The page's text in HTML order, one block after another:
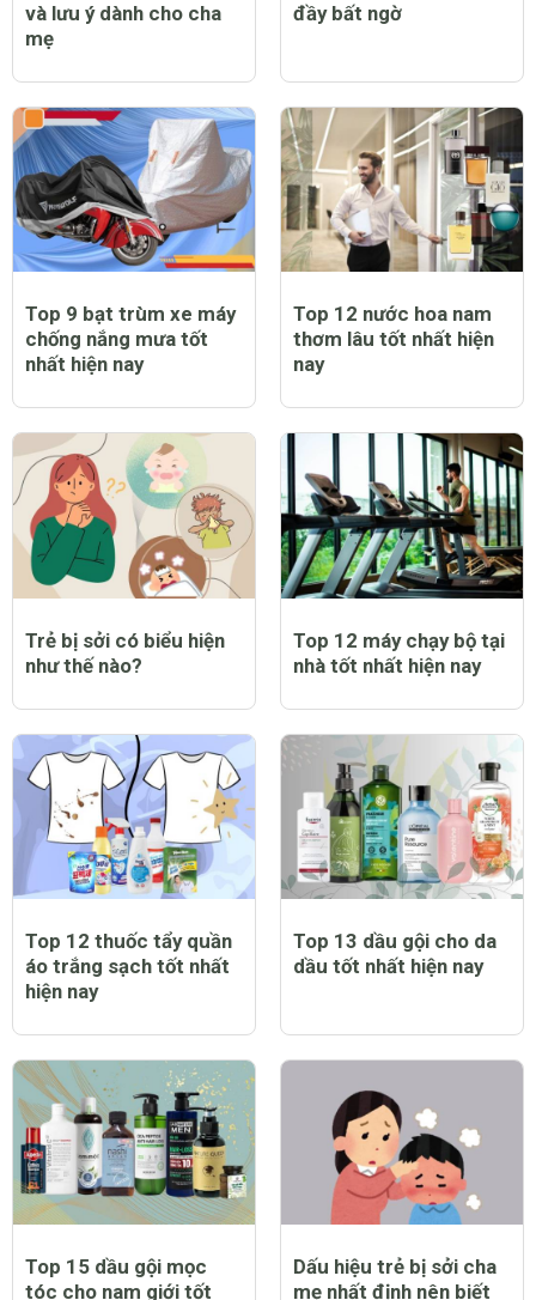
và lưu ý dành cho cha
mẹ
đầy bất ngờ
Top 9 bạt trùm xe máy
chống nắng mưa tốt
nhất hiện nay
Top 12 nước hoa nam
thơm lâu tốt nhất hiện
nay
Trẻ bị sởi có biểu hiện
như thế nào?
Top 12 máy chạy bộ tại
nhà tốt nhất hiện nay
Top 12 thuốc tẩy quần
áo trắng sạch tốt nhất
hiện nay
Top 13 dầu gội cho da
dầu tốt nhất hiện nay
Top 15 dầu gội mọc
tóc cho nam giới tốt
Dấu hiệu trẻ bị sởi cha
mẹ nhất định nên biết